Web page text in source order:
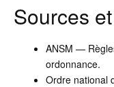
Sources
ANSM —
ordonnance.
Ordre national